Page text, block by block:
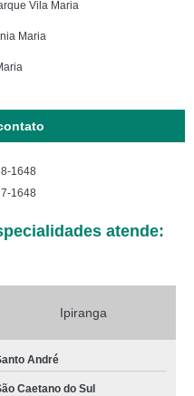
Vila Maria
Maria
1648
1648
atende:
Ipiranga
André
Caetano do Sul